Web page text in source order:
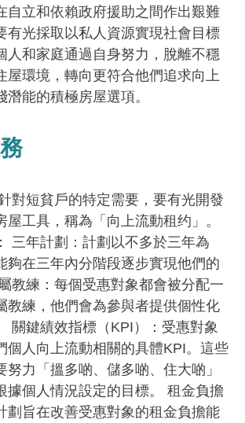
自立和依賴政府援助之間作出艱難
有光採取以私人資源實現社會目標
人和家庭通過自身努力，脫離不穩
屋環境，轉向更符合他們追求向上
能的積極房屋選項。
對短貧戶的特定需要，要有光開發
屋工具，稱為「向上流動租约」。
三年計劃：計劃以不多於三年為
夠在三年內分階段逐步實現他們的
教練：每個受惠對象都會被分配一
教練，他們會為參與者提供個性化
關鍵績效指標（KPI）：受惠對象
個人向上流動相關的具體KPI。這些
努力「搵多啲、儲多啲、住大啲」
據個人情況設定的目標。 租金負擔
劃旨在改善受惠對象的租金負擔能